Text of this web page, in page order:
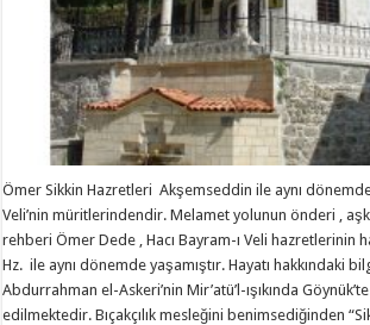
Ömer Sikkin Hazretleri Akşemseddin ile aynı dönemde
Veli’nin müritlerindendir. Melamet yolunun önderi ,
rehberi Ömer Dede , Hacı Bayram-ı Veli hazretlerinin
Hz. ile aynı dönemde yaşamıştır. Hayatı hakkındaki
Abdurrahman el-Askeri’nin Mir’atü’l-ışıkında
edilmektedir. Bıçakçılık mesleğini benimsediğinden